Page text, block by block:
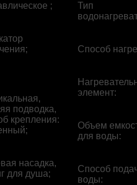
;
подводка,
крепления:
насадка,
для душа;
Тип
Способ
элемент:
Объем
для воды:
Способ
воды: